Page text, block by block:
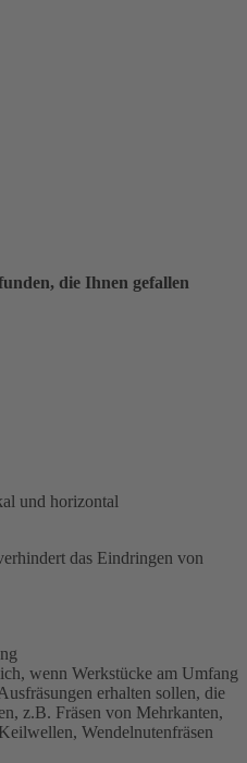
die Ihnen gefallen
und horizontal
das Eindringen von
wenn Werkstücke am Umfang
erhalten sollen, die
z.B. Fräsen von Mehrkanten,
Wendelnutenfräsen